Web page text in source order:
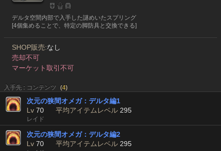
デルタ空間内部で入手した謎めいたスプリング
[4個集めることで、特定の脚防具と交換できる]
SHOP販売:なし
売却不可
マーケット取引不可
入手先 : コンテンツ (4)
次元の狭間オメガ：デルタ編1
Lv 70 平均アイテムレベル 295
レイド
次元の狭間オメガ：デルタ編2
Lv 70 平均アイテムレベル 295